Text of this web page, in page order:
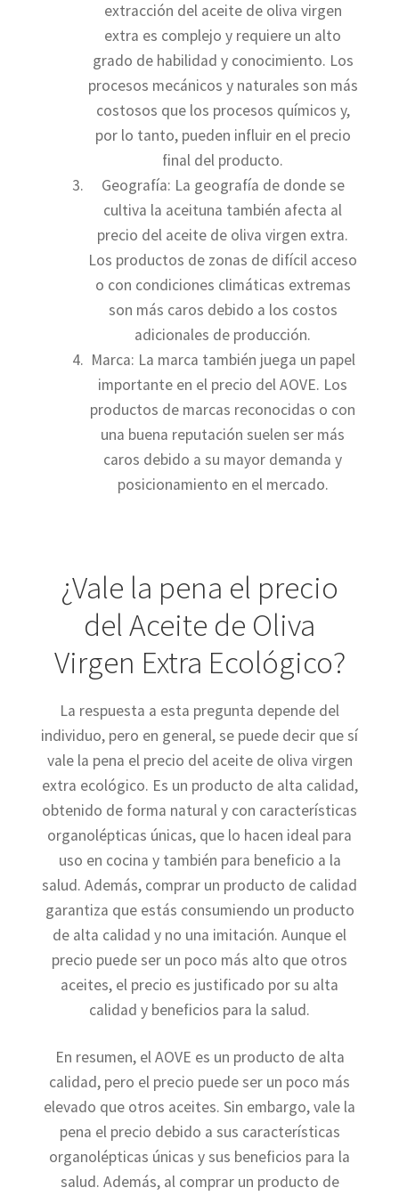
extracción del aceite de oliva virgen
extra es complejo y requiere un alto
grado de habilidad y conocimiento. Los
procesos mecánicos y naturales son más
costosos que los procesos químicos y,
por lo tanto, pueden influir en el precio
final del producto.
Geografía: La geografía de donde se
cultiva la aceituna también afecta al
precio del aceite de oliva virgen extra.
Los productos de zonas de difícil acceso
o con condiciones climáticas extremas
son más caros debido a los costos
adicionales de producción.
Marca: La marca también juega un papel
importante en el precio del AOVE. Los
productos de marcas reconocidas o con
una buena reputación suelen ser más
caros debido a su mayor demanda y
posicionamiento en el mercado.
¿Vale la pena el precio
del Aceite de Oliva
Virgen Extra Ecológico?
La respuesta a esta pregunta depende del
individuo, pero en general, se puede decir que sí
vale la pena el precio del aceite de oliva virgen
extra ecológico. Es un producto de alta calidad,
obtenido de forma natural y con características
organolépticas únicas, que lo hacen ideal para
uso en cocina y también para beneficio a la
salud. Además, comprar un producto de calidad
garantiza que estás consumiendo un producto
de alta calidad y no una imitación. Aunque el
precio puede ser un poco más alto que otros
aceites, el precio es justificado por su alta
calidad y beneficios para la salud.
En resumen, el AOVE es un producto de alta
calidad, pero el precio puede ser un poco más
elevado que otros aceites. Sin embargo, vale la
pena el precio debido a sus características
organolépticas únicas y sus beneficios para la
salud. Además, al comprar un producto de